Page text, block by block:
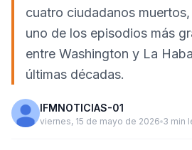
cuatro ciudadanos
uno de los episodios más
entre Washington y La
últimas décadas.
IFMNOTICIAS-01
viernes, 15 de mayo de 2026 3 min